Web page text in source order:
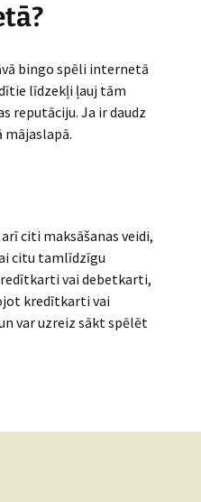
bingo spēli internetā
līdzekļi ļauj tām
reputāciju. Ja ir daudz
mājaslapā.
citi maksāšanas veidi,
citu tamlīdzīgu
vai debetkarti,
kredītkarti vai
var uzreiz sākt spēlēt